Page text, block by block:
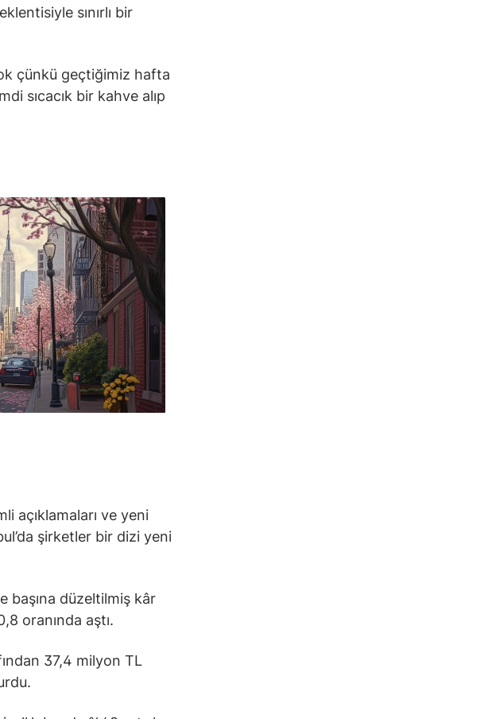
sınırlı bir
çünkü geçtiğimiz hafta
sıcacık bir kahve alıp
açıklamaları ve yeni
şirketler bir dizi yeni
başına düzeltilmiş kâr
oranında aştı.
37,4 milyon TL